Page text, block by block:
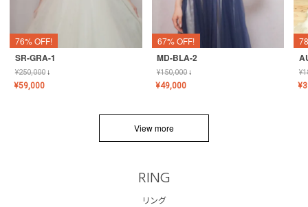
76% OFF!
SR-GRA-1
¥250,000↓
¥59,000
67% OFF!
MD-BLA-2
¥150,000↓
¥49,000
¥
¥
View more
RING
リング